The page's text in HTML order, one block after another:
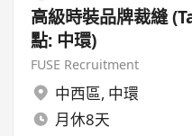
高級時裝品牌裁縫
點: 中環)
FUSE Recruitment
中西區, 中環
月休8天